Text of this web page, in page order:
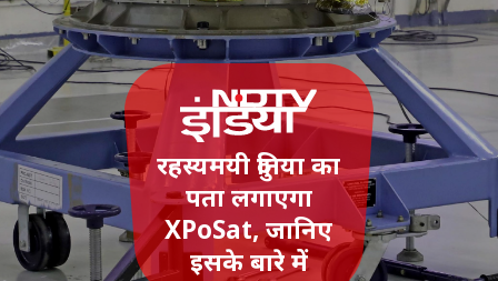
रहस्यमयी दुनिया का
पता लगाएगा
XPoSat, जानिए
इसके बारे में